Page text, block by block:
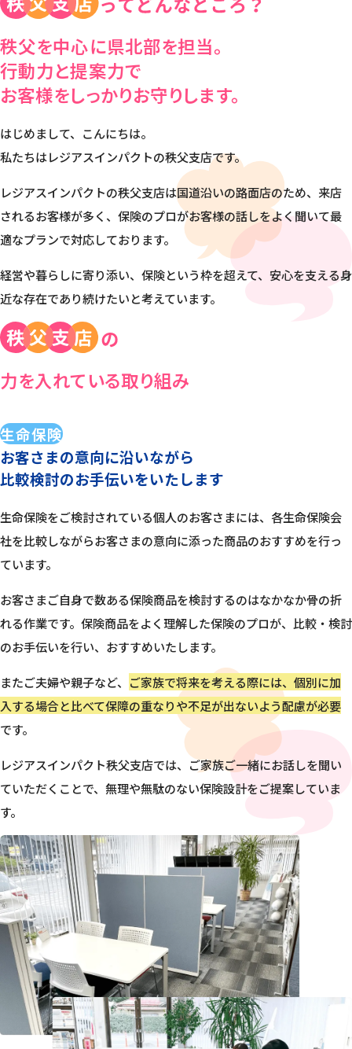
秩父を中心に県北部を担当。
行動力と提案力で
お客様をしっかりお守りします。
はじめまして、こんにちは。
私たちはレジアスインパクトの秩父支店です。
レジアスインパクトの秩父支店は国道沿いの路面店のため、来店
されるお客様が多く、保険のプロがお客様の話しをよく聞いて最
適なプランで対応しております。
経営や暮らしに寄り添い、保険という枠を超えて、安心を支える身
近な存在であり続けたいと考えています。
力を入れている取り組み
生命保険
お客さまの意向に沿いながら
比較検討のお手伝いをいたします
生命保険をご検討されている個人のお客さまには、各生命保険会
社を比較しながらお客さまの意向に添った商品のおすすめを行っ
ています。
お客さまご自身で数ある保険商品を検討するのはなかなか骨の折
れる作業です。保険商品をよく理解した保険のプロが、比較・検討
のお手伝いを行い、おすすめいたします。
またご夫婦や親子など、 ご家族で将来を考える際には、個別に加
入する場合と比べて保障の重なりや不足が出ないよう配慮が必要
です。
レジアスインパクト秩父支店では、ご家族ご一緒にお話しを聞い
ていただくことで、無理や無駄のない保険設計をご提案していま
す。